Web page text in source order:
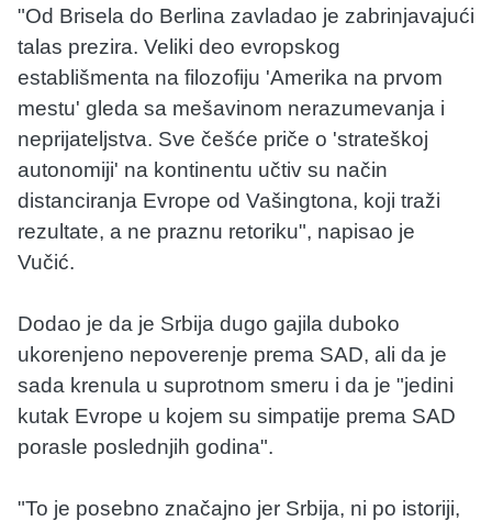
"Od Brisela do Berlina zavladao je zabrinjavajući
talas prezira. Veliki deo evropskog
establišmenta na filozofiju 'Amerika na prvom
mestu' gleda sa mešavinom nerazumevanja i
neprijateljstva. Sve češće priče o 'strateškoj
autonomiji' na kontinentu učtiv su način
distanciranja Evrope od Vašingtona, koji traži
rezultate, a ne praznu retoriku", napisao je
Vučić.
Dodao je da je Srbija dugo gajila duboko
ukorenjeno nepoverenje prema SAD, ali da je
sada krenula u suprotnom smeru i da je "jedini
kutak Evrope u kojem su simpatije prema SAD
porasle poslednjih godina".
"To je posebno značajno jer Srbija, ni po istoriji,